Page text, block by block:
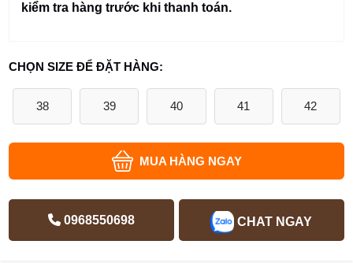
kiểm tra hàng trước khi thanh toán.
CHỌN SIZE ĐỂ ĐẶT HÀNG:
38 39 40 41 42
MUA HÀNG NGAY
0968550698 CHAT NGAY